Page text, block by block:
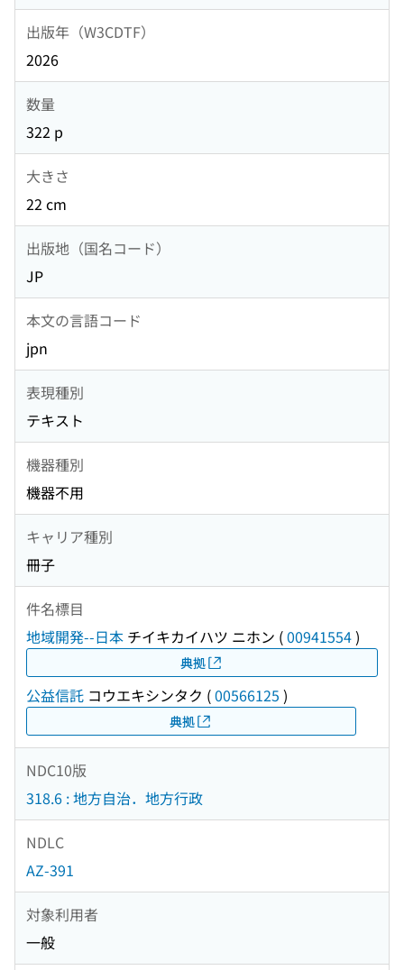
出版年（W3CDTF）
2026
数量
322 p
大きさ
22 cm
出版地（国名コード）
JP
本文の言語コード
jpn
表現種別
テキスト
機器種別
機器不用
キャリア種別
冊子
件名標目
地域開発--日本 チイキカイハツ ニホン (00941554)
典拠
公益信託 コウエキシンタク (00566125 )
典拠
NDC10版
318.6 : 地方自治．地方行政
NDLC
AZ-391
対象利用者
一般